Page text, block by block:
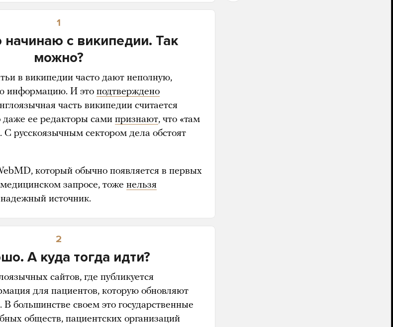
1
с википедии. Так
можно?
в википедии часто дают неполную,
информацию. И это подтверждено
часть википедии считается
даже ее редакторы сами признают, что «там
русскоязычным сектором дела обстоят
который обычно появляется в первых
запросе, тоже нельзя
источник.
2
А куда тогда идти?
сайтов, где публикуется
для пациентов, которую обновляют
В большинстве своем это государственные
обществ, пациентских организаций